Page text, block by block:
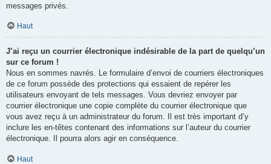
messages privés.
Haut
J’ai reçu un courrier électronique indésirable de la part de quelqu’un
sur ce forum !
Nous en sommes navrés. Le formulaire d’envoi de courriers électroniques
de ce forum possède des protections qui essaient de repérer les
utilisateurs envoyant de tels messages. Vous devriez envoyer par
courrier électronique une copie complète du courrier électronique que
vous avez reçu à un administrateur du forum. Il est très important d’y
inclure les en-têtes contenant des informations sur l’auteur du courrier
électronique. Il pourra alors agir en conséquence.
Haut